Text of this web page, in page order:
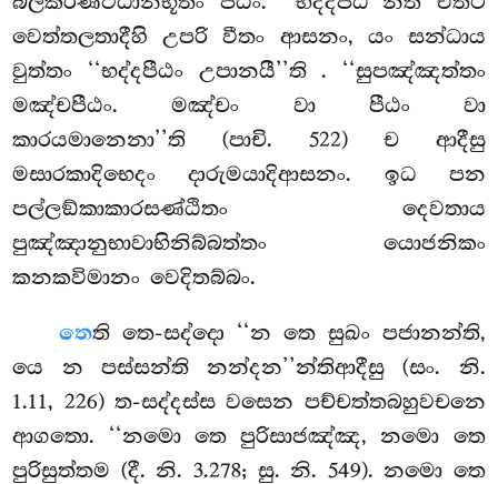
වෙත්තලතාදීහි උපරි වීතං ආසනං, යං සන්ධාය
වුත්තං ‘‘භද්දපීඨං උපානයී’’ති. ‘‘සුපඤ්ඤත්තං
මඤ්චපීඨං. මඤ්චං වා පීඨං වා
කාරයමානෙනා’’ති (පාචි. 522) ච ආදීසු
මසාරකාදිභෙදං දාරුමයාදිආසනං. ඉධ පන
පල්ලඞ්කාකාරසණ්ඨිතං දෙවතාය
පුඤ්ඤානුභාවාභිනිබ්බත්තං යොජනිකං
කනකවිමානං වෙදිතබ්බං.
තෙති තෙ-සද්දො ‘‘න තෙ සුඛං පජානන්ති,
යෙ න පස්සන්ති නන්දන’’න්තිආදීසු (සං. නි.
1.11, 226) ත-සද්දස්ස වසෙන පච්චත්තබහුවචනෙ
ආගතො. ‘‘නමො තෙ පුරිසාජඤ්ඤ, නමො තෙ
පුරිසුත්තම (දී. නි. 3.278; සු. නි. 549). නමො තෙ